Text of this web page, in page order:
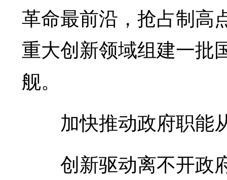
革命最前沿，抢占制高
重大创新领域组建一批
舰。
加快推动政府职能
创新驱动离不开政